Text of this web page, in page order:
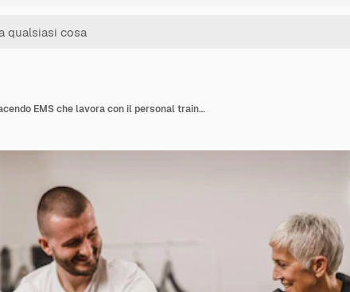
La donna anziana sorridente sta facendo EMS che lavora con il personal trainer in palestra.